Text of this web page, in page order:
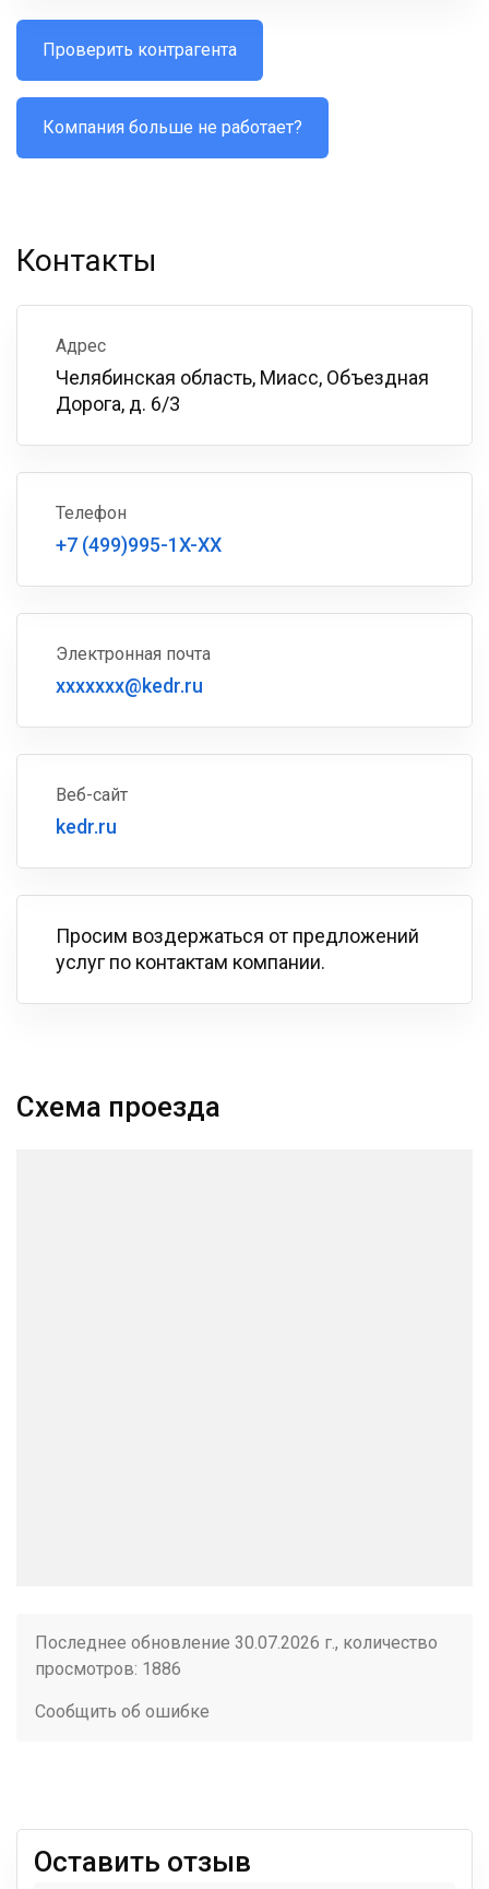
Проверить контрагента
Компания больше не работает?
Контакты
Адрес
Челябинская область, Миасс, Объездная
Дорога, д. 6/3
Телефон
+7 (499)995-1X-XX
Электронная почта
xxxxxxx@kedr.ru
Веб-сайт
kedr.ru
Просим воздержаться от предложений
услуг по контактам компании.
Схема проезда
Последнее обновление 30.07.2026 г., количество
просмотров: 1886
Сообщить об ошибке
Оставить отзыв